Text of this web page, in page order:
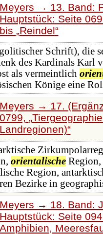
Meyers → 13. Band:
Hauptstück: Seite
bis Reindel
Schrift), die
des Kardinals Karl
als vermeintlich
Könige eine
Meyers → 17.
0799,
Landregionen)
orientalischeRegion,
Region,
Bezirke in
Meyers → 18. Band:
Hauptstück: Seite
Amphibien,